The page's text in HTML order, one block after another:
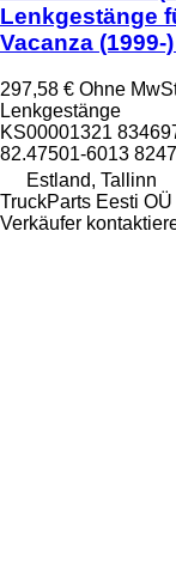
Lenkgestänge
Vacanza (1999-
297,58 € Ohne
Lenkgestänge
KS00001321
82.47501-6013
Estland, Tallinn
TruckParts Eesti OÜ
Verkäufer